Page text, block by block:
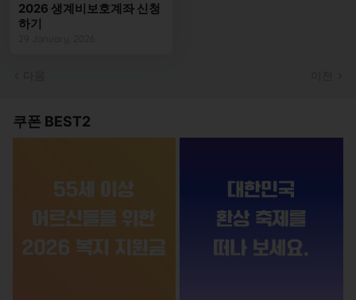
2026 생계비보호계좌 신청
하기
쿠폰 BEST2